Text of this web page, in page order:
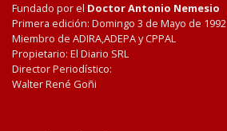
Fundado por el Doctor Antonio Nemesio
Primera edición: Domingo 3 de Mayo de 1992
Miembro de ADIRA,ADEPA y CPPAL
Propietario: El Diario SRL
Director Periodístico:
Walter René Goñi